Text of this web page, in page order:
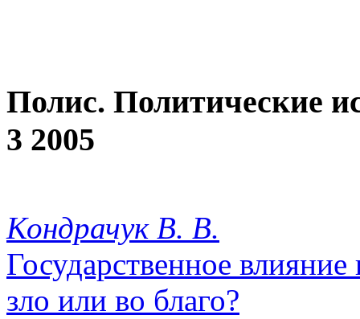
Полис. Политические
3 2005
Кондрачук В. В.
Государственное
зло или во благо?